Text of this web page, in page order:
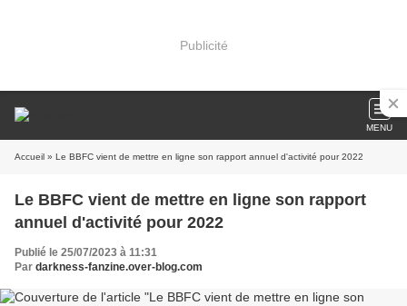
Publicité
MENU
Accueil » Le BBFC vient de mettre en ligne son rapport annuel d'activité pour 2022
Le BBFC vient de mettre en ligne son rapport
annuel d'activité pour 2022
Publié le 25/07/2023 à 11:31
Par darkness-fanzine.over-blog.com